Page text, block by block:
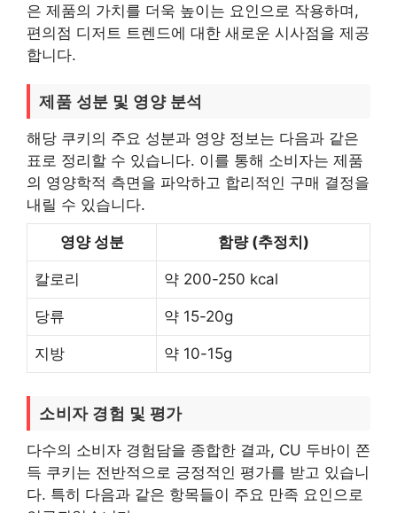
은 제품의 가치를 더욱 높이는 요인으로 작용하며,
편의점 디저트 트렌드에 대한 새로운 시사점을 제공
합니다.
제품 성분 및 영양 분석
해당 쿠키의 주요 성분과 영양 정보는 다음과 같은
표로 정리할 수 있습니다. 이를 통해 소비자는 제품
의 영양학적 측면을 파악하고 합리적인 구매 결정을
내릴 수 있습니다.
영양 성분 함량 (추정치)
칼로리 약 200-250 kcal
당류 약 15-20g
지방 약 10-15g
소비자 경험 및 평가
다수의 소비자 경험담을 종합한 결과, CU 두바이 쫀
득 쿠키는 전반적으로 긍정적인 평가를 받고 있습니
다. 특히 다음과 같은 항목들이 주요 만족 요인으로